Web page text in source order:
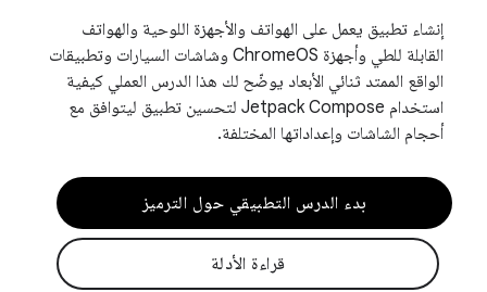
إنشاء تطبيق يعمل على الهواتف والأجهزة اللوحية والهواتف
القابلة للطي وأجهزة ChromeOS وشاشات السيارات وتطبيقات
الواقع الممتد ثنائي الأبعاد يوضّح لك هذا الدرس العملي كيفية
استخدام Jetpack Compose لتحسين تطبيق ليتوافق مع
أحجام الشاشات وإعداداتها المختلفة.
بدء الدرس التطبيقي حول الترميز
قراءة الأدلة